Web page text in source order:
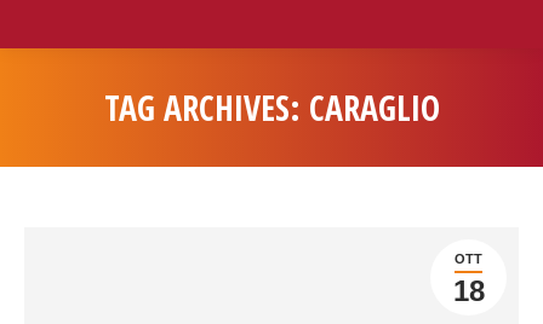
TAG ARCHIVES: CARAGLIO
OTT
18